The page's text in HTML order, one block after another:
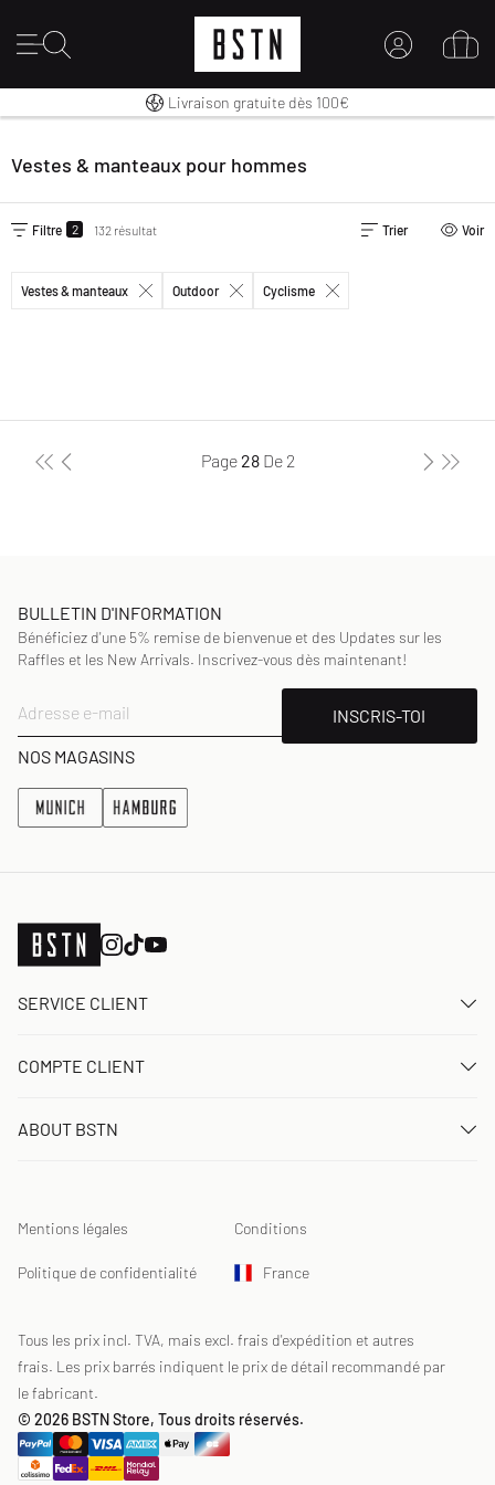
MON COMPTE
CRÉER UN COMPTE
Livraison gratuite dès 100€
Premium Sportswear
30 jours pour changer d’avis
Vestes & manteaux pour hommes
Filtre 2 132 résultat Trier Voir
Vestes & manteaux Outdoor Cyclisme
Page 28 De 2
BULLETIN D'INFORMATION
Bénéficiez d'une 5% remise de bienvenue et des Updates sur les
Raffles et les New Arrivals. Inscrivez-vous dès maintenant!
Adresse e-mail
INSCRIS-TOI
NOS MAGASINS
SERVICE CLIENT
FAQ
Loyalty Program
Sécurité des produits
COMPTE CLIENT
Créer un compte
Abonnement à la newsletter
Suivi des données
ABOUT BSTN
Chronicles
Sustainability
Réduction pour étudiants: Unidays
Réduction pour étudiants: Studentbeans
Réduction pour étudiants: EDiU
Mentions légales Conditions
Politique de confidentialité France
Tous les prix incl. TVA, mais excl. frais d'expédition et autres
frais. Les prix barrés indiquent le prix de détail recommandé par
le fabricant.
© 2026 BSTN Store, Tous droits réservés.